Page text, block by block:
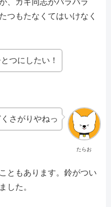
つもたなくてはいけなく
つにしたい！
たらお
さがりやねっ
ともあります。鈴がつい
した。